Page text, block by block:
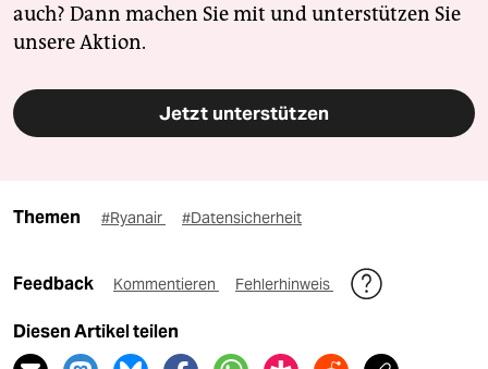
auch? Dann machen Sie mit und unterstützen Sie
unsere Aktion.
Jetzt unterstützen
Themen #Ryanair #Datensicherheit
Feedback Kommentieren Fehlerhinweis
Diesen Artikel teilen